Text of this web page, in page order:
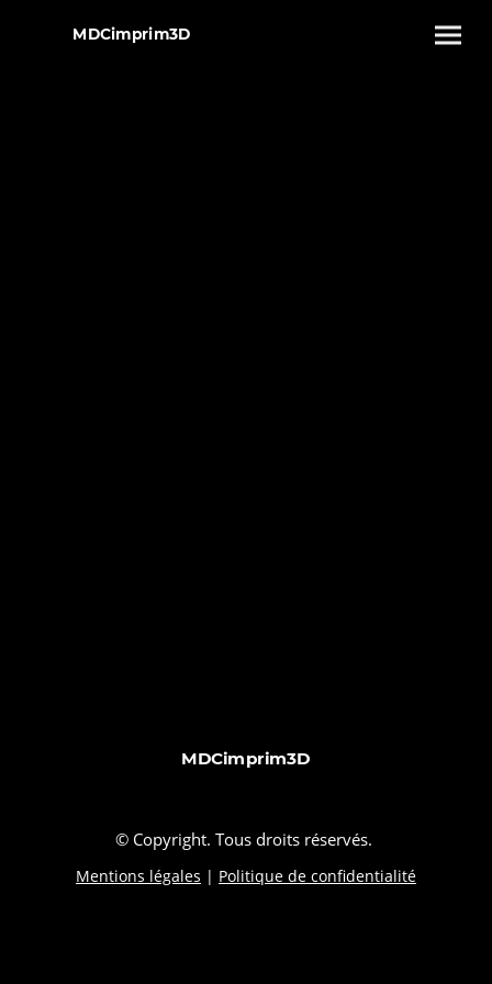
MDCimprim3D
MDCimprim3D
© Copyright. Tous droits réservés.
Mentions légales | Politique de confidentialité